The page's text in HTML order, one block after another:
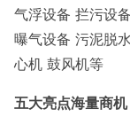
气浮设备 拦污设
曝气设备 污泥脱
心机 鼓风机等
五大亮点海量商